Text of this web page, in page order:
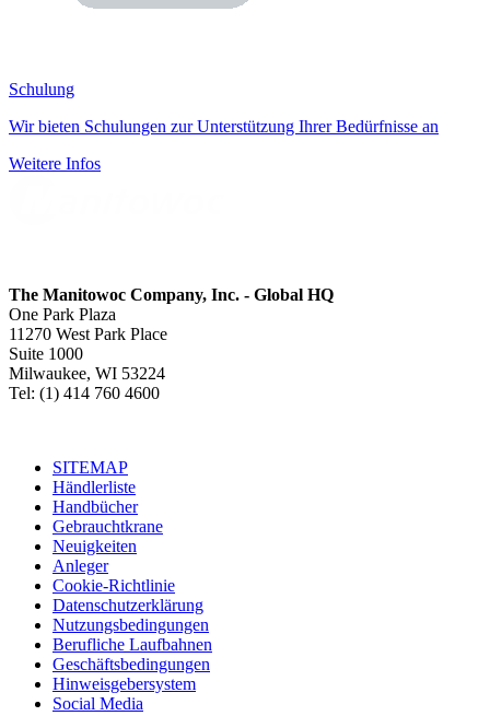
Schulung
Wir bieten Schulungen zur Unterstützung Ihrer Bedürfnisse an
Weitere Infos
The Manitowoc Company, Inc. - Global HQ
One Park Plaza
11270 West Park Place
Suite 1000
Milwaukee, WI 53224
Tel: (1) 414 760 4600
SITEMAP
Händlerliste
Handbücher
Gebrauchtkrane
Neuigkeiten
Anleger
Cookie-Richtlinie
Datenschutzerklärung
Nutzungsbedingungen
Berufliche Laufbahnen
Geschäftsbedingungen
Hinweisgebersystem
Social Media